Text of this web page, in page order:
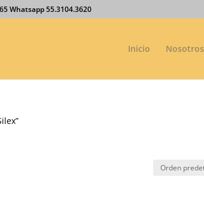
Whatsapp 55.3104.3620
Inicio Nosotros